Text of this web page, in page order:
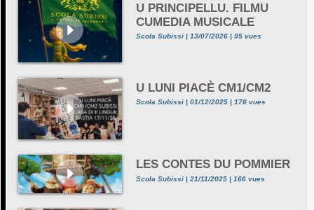
U PRINCIPELLU. FILMU
CUMEDIA MUSICALE
Scola Subissi | 13/07/2026 | 95 vues
U LUNI PIACÈ CM1/CM2
Scola Subissi | 01/12/2025 | 176 vues
LES CONTES DU POMMIER
Scola Subissi | 21/11/2025 | 166 vues